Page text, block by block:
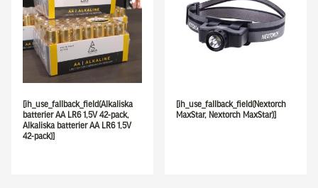
[ih_use_fallback_field(Alkaliska
batterier AA LR6 1,5V 42-pack,
Alkaliska batterier AA LR6 1,5V
42-pack)]
[ih_use_fallback_field(Nextorch
MaxStar, Nextorch MaxStar)]